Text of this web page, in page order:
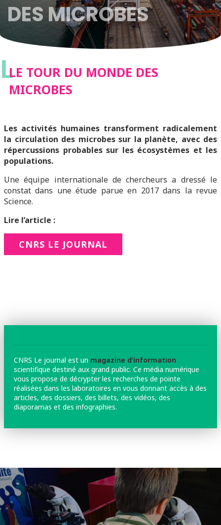
DES MICROBES
LLE TOUR DU MONDE DES
MICROBES
Les activités humaines transforment radicalement
la circulation des microbes sur la planète, avec des
répercussions probables sur les écosystèmes et les
populations.
Une équipe internationale de chercheurs a dressé le
constat dans une étude parue en 2017 dans la revue
Science.
Lire l’article :
CNRS LE JOURNAL
CNRS Le journal est un magazine d’information
scientifique destiné aux grand public. Ce média numérique
vous propose de décrypter les recherches de pointe
réalisées dans les laboratoires en vous donnant accès à des
articles, des dossiers, des billets, des vidéos, des
diaporamas et des infographies.